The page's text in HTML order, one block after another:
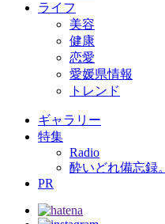
ライフ
美容
健康
恋愛
愛媛県情報
トレンド
ギャラリー
特集
Radio
酔いどれ備忘録。
PR